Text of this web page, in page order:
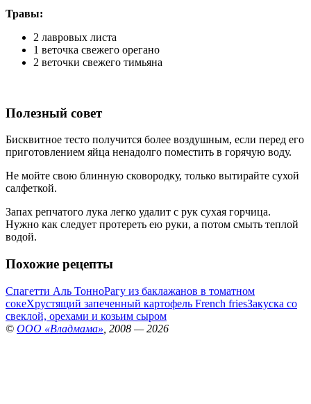
Травы:
2 лавровых листа
1 веточка свежего орегано
2 веточки свежего тимьяна
Полезный совет
Бисквитное тесто получится более воздушным, если перед его
приготовлением яйца ненадолго поместить в горячую воду.
Не мойте свою блинную сковородку, только вытирайте сухой
салфеткой.
Запах репчатого лука легко удалит с рук сухая горчица.
Нужно как следует протереть ею руки, а потом смыть теплой
водой.
Похожие рецепты
Спагетти Аль ТонноРагу из баклажанов в томатном
сокеХрустящий запеченный картофель French friesЗакуска со
свеклой, орехами и козьим сыром
© ООО «Владмама» , 2008 — 2026